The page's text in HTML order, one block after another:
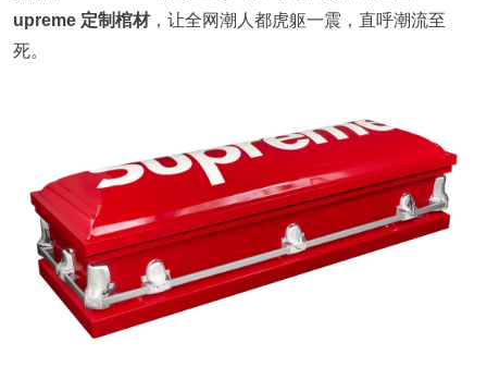
upreme 定制棺材，让全网潮人都虎躯一震，直呼潮流至
死。